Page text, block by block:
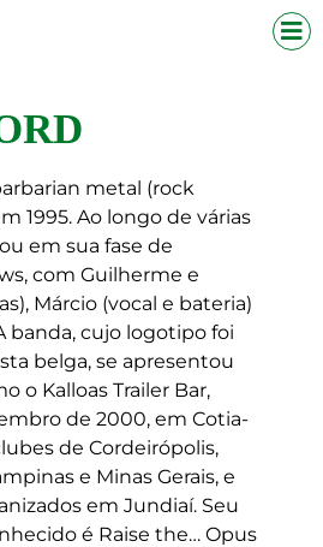
metal (rock
1995. Ao longo de várias
em sua fase de
com Guilherme e
Márcio (vocal e bateria)
banda, cujo logotipo foi
belga, se apresentou
o Kalloas Trailer Bar,
de 2000, em Cotia-
de Cordeirópolis,
e Minas Gerais, e
em Jundiaí. Seu
é Raise the… Opus